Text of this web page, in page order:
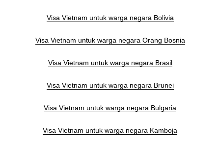
Visa Vietnam untuk warga negara Bolivia
Visa Vietnam untuk warga negara Orang Bosnia
Visa Vietnam untuk warga negara Brasil
Visa Vietnam untuk warga negara Brunei
Visa Vietnam untuk warga negara Bulgaria
Visa Vietnam untuk warga negara Kamboja